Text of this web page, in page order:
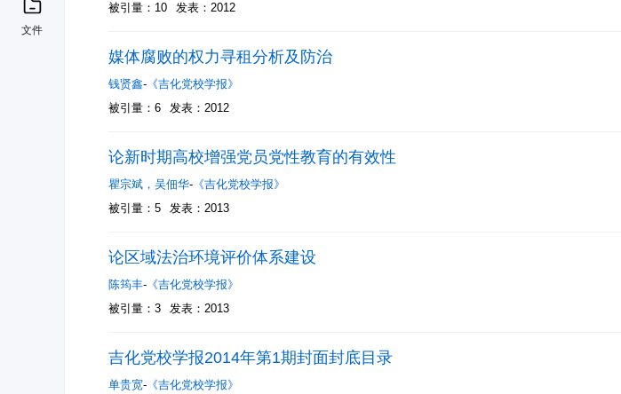
文件
被引量：10
发表：2012
媒体腐败的权力寻租分析及防治
钱贤鑫- 《吉化党校学报》
被引量：6
发表：2012
论新时期高校增强党员党性教育的有效性
瞿宗斌 ， 吴佃华- 《吉化党校学报》
被引量：5
发表：2013
论区域法治环境评价体系建设
陈筠丰- 《吉化党校学报》
被引量：3
发表：2013
吉化党校学报2014年第1期封面封底目录
单贵宽- 《吉化党校学报》